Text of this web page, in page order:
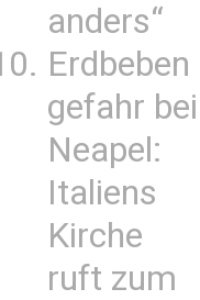
anders“
Erdbeben
gefahr bei
Neapel:
Italiens
Kirche
ruft zum